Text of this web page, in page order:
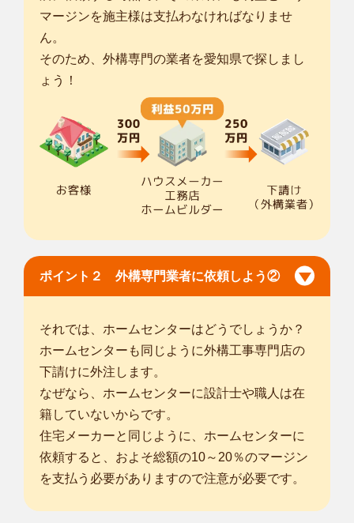
マージンを施主様は支払わなければなりませ
ん。
そのため、外構専門の業者を愛知県で探しまし
ょう！
ポイント２ 外構専門業者に依頼しよう②
それでは、ホームセンターはどうでしょうか？
ホームセンターも同じように外構工事専門店の
下請けに外注します。
なぜなら、ホームセンターに設計士や職人は在
籍していないからです。
住宅メーカーと同じように、ホームセンターに
依頼すると、およそ総額の10～20％のマージン
を支払う必要がありますので注意が必要です。